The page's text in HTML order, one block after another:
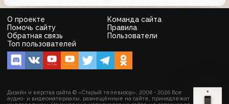
О проекте
Команда сайта
Помочь сайту
Правила
Обратная связь
Пользователи
Топ пользователей
Дизайн и верстка сайта © «Старый телевизор»; 2008 - 2026 Все
аудио- и видеоматериалы, размещённые на сайте, принадлежат